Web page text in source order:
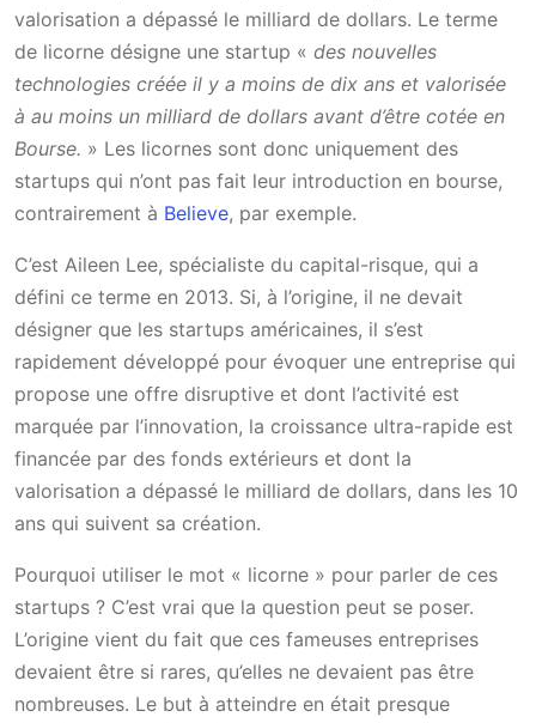
valorisation a dépassé le milliard de dollars. Le terme
de licorne désigne une startup « des nouvelles
technologies créée il y a moins de dix ans et valorisée
à au moins un milliard de dollars avant d’être cotée en
Bourse. » Les licornes sont donc uniquement des
startups qui n’ont pas fait leur introduction en bourse,
contrairement à Believe, par exemple.
C’est Aileen Lee, spécialiste du capital-risque, qui a
défini ce terme en 2013. Si, à l’origine, il ne devait
désigner que les startups américaines, il s’est
rapidement développé pour évoquer une entreprise qui
propose une offre disruptive et dont l’activité est
marquée par l’innovation, la croissance ultra-rapide est
financée par des fonds extérieurs et dont la
valorisation a dépassé le milliard de dollars, dans les 10
ans qui suivent sa création.
Pourquoi utiliser le mot « licorne » pour parler de ces
startups ? C’est vrai que la question peut se poser.
L’origine vient du fait que ces fameuses entreprises
devaient être si rares, qu’elles ne devaient pas être
nombreuses. Le but à atteindre en était presque